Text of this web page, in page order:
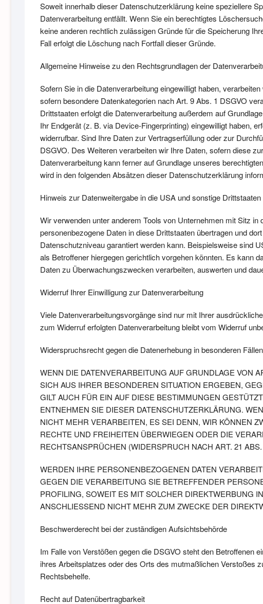
Soweit innerhalb dieser Datenschutzerklärung keine speziellere
Datenverarbeitung entfällt. Wenn Sie ein berechtigtes
keine anderen rechtlich zulässigen Gründe für die Speicherung
Fall erfolgt die Löschung nach Fortfall dieser Gründe.
Allgemeine Hinweise zu den Rechtsgrundlagen der
Sofern Sie in die Datenverarbeitung eingewilligt haben,
sofern besondere Datenkategorien nach Art. 9 Abs. 1 DSGVO
Drittstaaten erfolgt die Datenverarbeitung außerdem auf
Ihr Endgerät (z. B. via Device-Fingerprinting) eingewilligt haben,
widerrufbar. Sind Ihre Daten zur Vertragserfüllung oder zur
DSGVO. Des Weiteren verarbeiten wir Ihre Daten, sofern diese
Datenverarbeitung kann ferner auf Grundlage unseres
wird in den folgenden Absätzen dieser Datenschutzerklärung
Hinweis zur Datenweitergabe in die USA und sonstige Drittstaaten
Wir verwenden unter anderem Tools von Unternehmen mit Sitz
personenbezogene Daten in diese Drittstaaten übertragen und
Datenschutzniveau garantiert werden kann. Beispielsweise sind
als Betroffener hiergegen gerichtlich vorgehen könnten. Es kann
Daten zu Überwachungszwecken verarbeiten, auswerten und
Widerruf Ihrer Einwilligung zur Datenverarbeitung
Viele Datenverarbeitungsvorgänge sind nur mit Ihrer
zum Widerruf erfolgten Datenverarbeitung bleibt vom Widerruf
Widerspruchsrecht gegen die Datenerhebung in besonderen
WENN DIE DATENVERARBEITUNG AUF GRUNDLAGE VON
SICH AUS IHRER BESONDEREN SITUATION ERGEBEN,
GILT AUCH FÜR EIN AUF DIESE BESTIMMUNGEN
ENTNEHMEN SIE DIESER DATENSCHUTZERKLÄRUNG.
NICHT MEHR VERARBEITEN, ES SEI DENN, WIR KÖNNEN
RECHTE UND FREIHEITEN ÜBERWIEGEN ODER DIE
RECHTSANSPRÜCHEN (WIDERSPRUCH NACH ART. 21
WERDEN IHRE PERSONENBEZOGENEN DATEN
GEGEN DIE VERARBEITUNG SIE BETREFFENDER
PROFILING, SOWEIT ES MIT SOLCHER DIREKTWERBUNG
ANSCHLIESSEND NICHT MEHR ZUM ZWECKE DER
Beschwerde­recht bei der zuständigen Aufsichts­behörde
Im Falle von Verstößen gegen die DSGVO steht den Betroffenen
ihres Arbeitsplatzes oder des Orts des mutmaßlichen Verstoßes
Rechtsbehelfe.
Recht auf Daten­übertrag­barkeit